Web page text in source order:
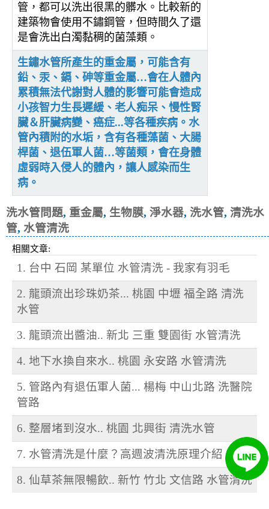
管，都可以洗出很黑的髒水。比較新的
建築物會使用不鏽鋼管，但時間久了還
是會洗出白濁黏稠的菌藻類。
生鏽水管所產生的重金屬，可能含有
鉛、汞、鎘、砷等重金屬…會在人體內
累積無法代謝對人體的影響可能會造成
小孩智力生長遲緩、老人痴呆、慢性腎
臟＆肝臟病變、癌症...等各種疾病。水
管內積附的水垢，含有各種藻菌、大腸
桿菌、退伍軍人菌…等菌類，會在身體
虛弱時入侵人的體內，讓人感染而生
病。
洗水管問題, 重金屬, 生物膜, 淨水器, 洗水管, 清洗水
管, 水管清洗
相關文章:
1. 台中 石岡 某單位 水管清洗 - 我家有羽毛
2. 龍頭流出珍珠奶茶... 桃園 中壢 福全路 清洗
水管
3. 龍頭流出醬油.. 新北 三重 雙園街 水管清洗
4. 地下水換自來水.. 桃園 永安路 水管清洗
5. 管路內有退伍軍人菌... 楊梅 中山北路 洗醫院
管路
6. 整層堵到沒水.. 桃園 北興街 清洗水管
7. 水管清洗是什麼？高週波清洗原理介紹
8. 仙草茶無限暢飲.. 新竹 竹北 文信路 水管清洗